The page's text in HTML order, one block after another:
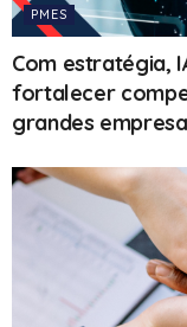
PMES
Com estratégia,
fortalecer
grandes